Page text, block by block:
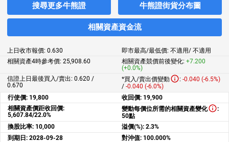
搜尋更多牛熊證 牛熊證街貨分布圖
相關資產資金流
上日收市報價: 0.630 即市最高/最低價: 不適用/ 不適用
相關資產4時參考價: 25,908.60 相關資產競價前後變化: +7.200
(+0.0%)
信證上日最後買入/賣出: 0.620 /
0.670
*買入/賣出價變動 : -0.040 (-6.5%)
/ -0.040 (-6.0%)
行使價: 19,800 收回價: 19,900
相關資產價距收回價:
5,607.84/22.0%
變動每價位所需的相關資產變化
:
50點
換股比率: 10,000 溢價(%): 2.3%
到期日: 2028-09-28 對沖值: 100.000%